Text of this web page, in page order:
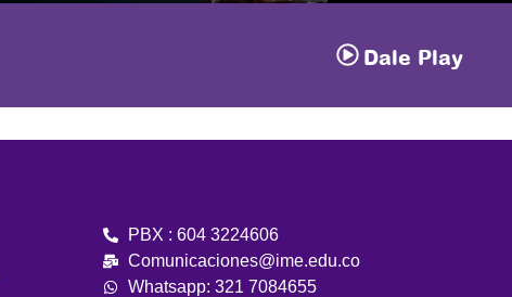
Dale Play
PBX : 604 3224606
Comunicaciones@ime.edu.co
Whatsapp: 321 7084655